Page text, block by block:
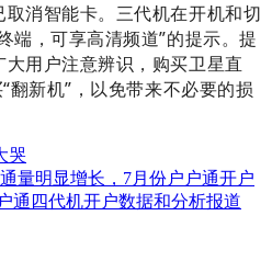
消智能卡。三代机在开机和切
端，可享高清频道”的提示。提
大用户注意辨识，购买卫星直
翻新机”，以免带来不必要的损
哭
量明显增长，7月份户户通开户
通四代机开户数据和分析报道